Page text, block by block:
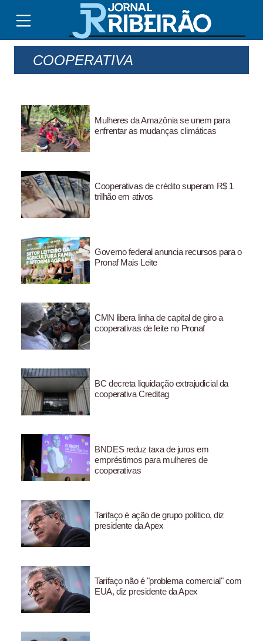
COOPERATIVA
Mulheres da Amazônia se unem para
enfrentar as mudanças climáticas
Cooperativas de crédito superam R$ 1
trilhão em ativos
Governo federal anuncia recursos para o
Pronaf Mais Leite
CMN libera linha de capital de giro a
cooperativas de leite no Pronaf
BC decreta liquidação extrajudicial da
cooperativa Creditag
BNDES reduz taxa de juros em
empréstimos para mulheres de
cooperativas
Tarifaço é ação de grupo político, diz
presidente da Apex
Tarifaço não é "problema comercial" com
EUA, diz presidente da Apex